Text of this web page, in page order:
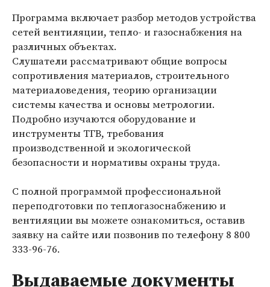
Программа включает разбор методов устройства
сетей вентиляции, тепло- и газоснабжения на
различных объектах.
Слушатели рассматривают общие вопросы
сопротивления материалов, строительного
материаловедения, теорию организации
системы качества и основы метрологии.
Подробно изучаются оборудование и
инструменты ТГВ, требования
производственной и экологической
безопасности и нормативы охраны труда.
С полной программой профессиональной
переподготовки по теплогазоснабжению и
вентиляции вы можете ознакомиться, оставив
заявку на сайте или позвонив по телефону 8 800
333-96-76.
Выдаваемые документы